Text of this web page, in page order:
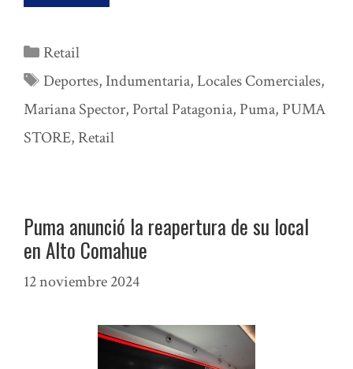
Categorías
Retail
Etiquetas
Deportes, Indumentaria,Locales Comerciales,
Mariana Spector, Portal Patagonia, Puma, PUMA
STORE, Retail
Puma anunció la reapertura de su local
en Alto Comahue
12 noviembre 2024